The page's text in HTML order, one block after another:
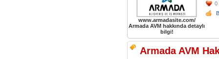
www.armadasite.com/
Armada AVM hakkında detaylı
bilgi!
0
Armada AVM